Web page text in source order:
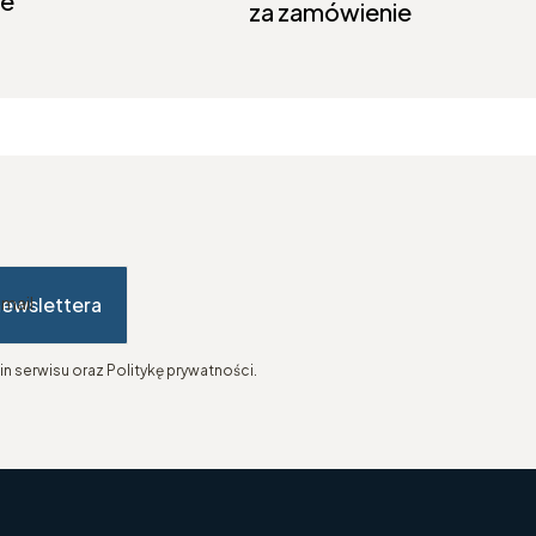
za zamówienie
serwisu oraz Politykę prywatności.